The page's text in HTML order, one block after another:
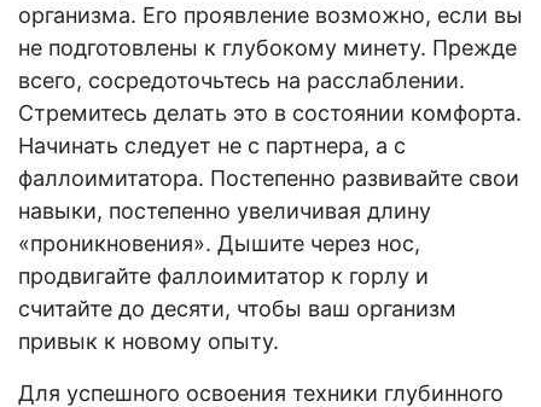
организма. Его проявление возможно, если вы
не подготовлены к глубокому минету. Прежде
всего, сосредоточьтесь на расслаблении.
Стремитесь делать это в состоянии комфорта.
Начинать следует не с партнера, а с
фаллоимитатора. Постепенно развивайте свои
навыки, постепенно увеличивая длину
«проникновения». Дышите через нос,
продвигайте фаллоимитатор к горлу и
считайте до десяти, чтобы ваш организм
привык к новому опыту.
Для успешного освоения техники глубинного